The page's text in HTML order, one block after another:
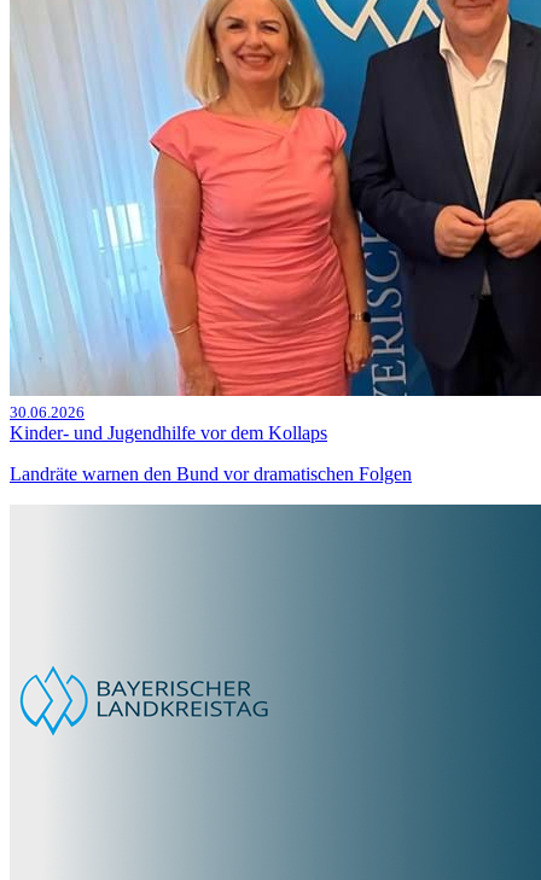
30.06.2026
Kinder- und Jugendhilfe vor dem Kollaps
Landräte warnen den Bund vor dramatischen Folgen